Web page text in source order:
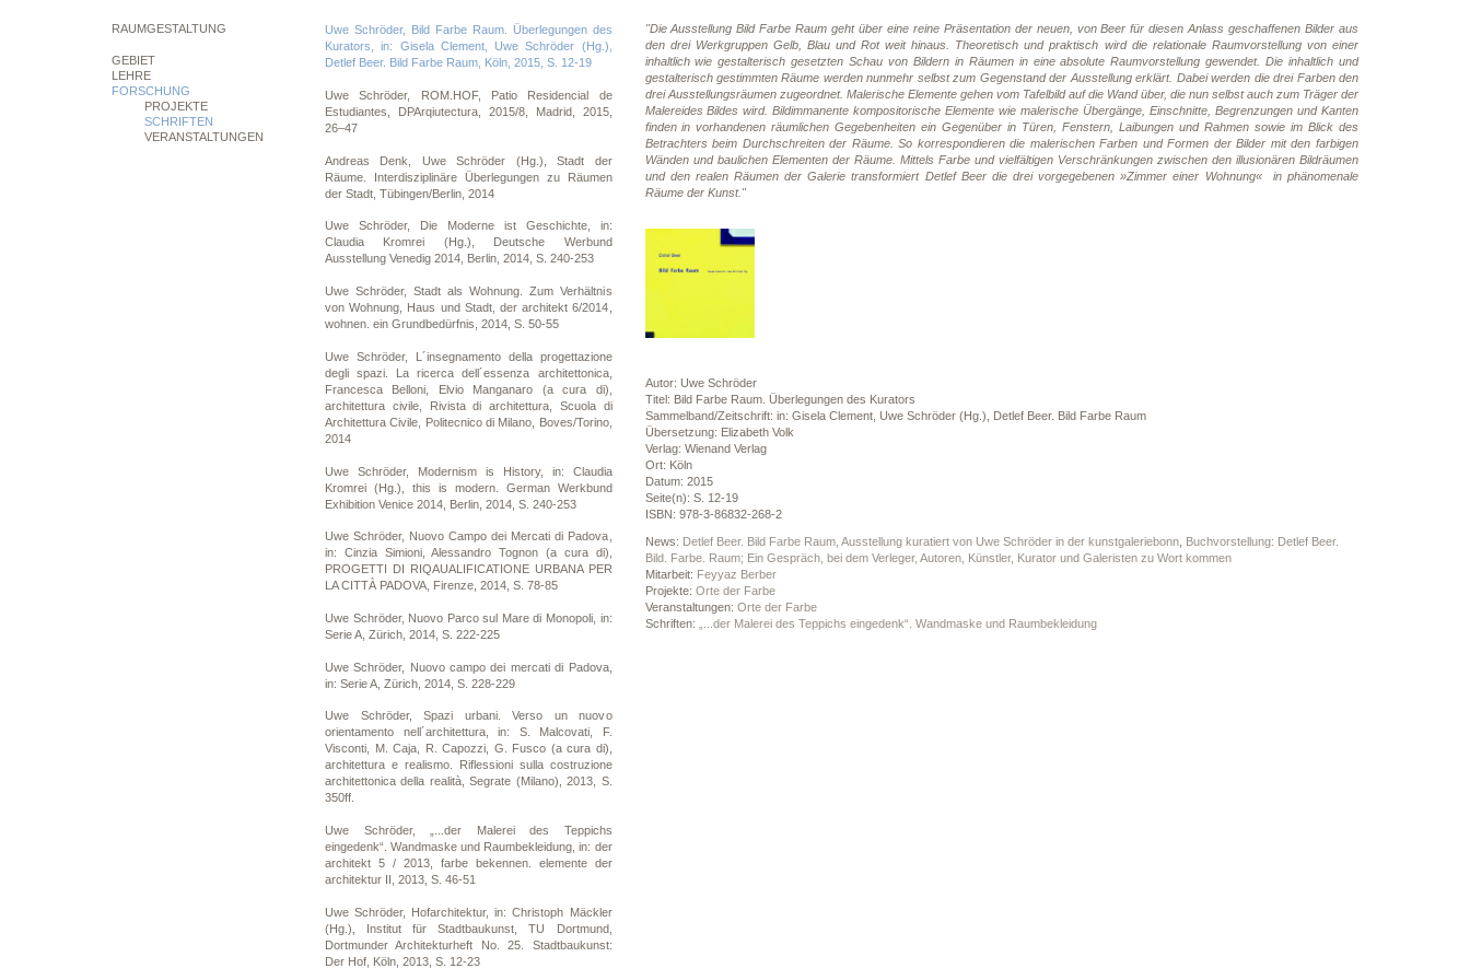
RAUMGESTALTUNG
GEBIET
LEHRE
FORSCHUNG
PROJEKTE
SCHRIFTEN
VERANSTALTUNGEN
Uwe Schröder, Bild Farbe Raum. Überlegungen des
Kurators, in: Gisela Clement, Uwe Schröder (Hg.),
Detlef Beer. Bild Farbe Raum, Köln, 2015, S. 12-19
Uwe Schröder, ROM.HOF, Patio Residencial de
Estudiantes, DPArqiutectura, 2015/8, Madrid, 2015,
26–47
Andreas Denk, Uwe Schröder (Hg.), Stadt der
Räume. Interdisziplinäre Überlegungen zu Räumen
der Stadt, Tübingen/Berlin, 2014
Uwe Schröder, Die Moderne ist Geschichte, in:
Claudia Kromrei (Hg.), Deutsche Werbund
Ausstellung Venedig 2014, Berlin, 2014, S. 240-253
Uwe Schröder, Stadt als Wohnung. Zum Verhältnis
von Wohnung, Haus und Stadt, der architekt 6/2014,
wohnen. ein Grundbedürfnis, 2014, S. 50-55
Uwe Schröder, L´insegnamento della progettazione
degli spazi. La ricerca dell´essenza architettonica,
Francesca Belloni, Elvio Manganaro (a cura di),
architettura civile, Rivista di architettura, Scuola di
Architettura Civile, Politecnico di Milano, Boves/Torino,
2014
Uwe Schröder, Modernism is History, in: Claudia
Kromrei (Hg.), this is modern. German Werkbund
Exhibition Venice 2014, Berlin, 2014, S. 240-253
Uwe Schröder, Nuovo Campo dei Mercati di Padova,
in: Cinzia Simioni, Alessandro Tognon (a cura di),
PROGETTI DI RIQAUALIFICATIONE URBANA PER
LA CITTÀ PADOVA, Firenze, 2014, S. 78-85
Uwe Schröder, Nuovo Parco sul Mare di Monopoli, in:
Serie A, Zürich, 2014, S. 222-225
Uwe Schröder, Nuovo campo dei mercati di Padova,
in: Serie A, Zürich, 2014, S. 228-229
Uwe Schröder, Spazi urbani. Verso un nuovo
orientamento nell´architettura, in: S. Malcovati, F.
Visconti, M. Caja, R. Capozzi, G. Fusco (a cura di),
architettura e realismo. Riflessioni sulla costruzione
architettonica della realità, Segrate (Milano), 2013, S.
350ff.
Uwe Schröder, „...der Malerei des Teppichs
eingedenk“. Wandmaske und Raumbekleidung, in: der
architekt 5 / 2013, farbe bekennen. elemente der
architektur II, 2013, S. 46-51
Uwe Schröder, Hofarchitektur, in: Christoph Mäckler
(Hg.), Institut für Stadtbaukunst, TU Dortmund,
Dortmunder Architekturheft No. 25. Stadtbaukunst:
Der Hof, Köln, 2013, S. 12-23
"Die Ausstellung Bild Farbe Raum geht über eine reine Präsentation der neuen, von Beer für diesen Anlass geschaffenen Bilder aus
den drei Werkgruppen Gelb, Blau und Rot weit hinaus. Theoretisch und praktisch wird die relationale Raumvorstellung von einer
inhaltlich wie gestalterisch gesetzten Schau von Bildern in Räumen in eine absolute Raumvorstellung gewendet. Die inhaltlich und
gestalterisch gestimmten Räume werden nunmehr selbst zum Gegenstand der Ausstellung erklärt. Dabei werden die drei Farben den
drei Ausstellungsräumen zugeordnet. Malerische Elemente gehen vom Tafelbild auf die Wand über, die nun selbst auch zum Träger der
Malereides Bildes wird. Bildimmanente kompositorische Elemente wie malerische Übergänge, Einschnitte, Begrenzungen und Kanten
finden in vorhandenen räumlichen Gegebenheiten ein Gegenüber in Türen, Fenstern, Laibungen und Rahmen sowie im Blick des
Betrachters beim Durchschreiten der Räume. So korrespondieren die malerischen Farben und Formen der Bilder mit den farbigen
Wänden und baulichen Elementen der Räume. Mittels Farbe und vielfältigen Verschränkungen zwischen den illusionären Bildräumen
und den realen Räumen der Galerie transformiert Detlef Beer die drei vorgegebenen »Zimmer einer Wohnung« in phänomenale
Räume der Kunst."
Autor: Uwe Schröder
Titel: Bild Farbe Raum. Überlegungen des Kurators
Sammelband/Zeitschrift: in: Gisela Clement, Uwe Schröder (Hg.), Detlef Beer. Bild Farbe Raum
Übersetzung: Elizabeth Volk
Verlag: Wienand Verlag
Ort: Köln
Datum: 2015
Seite(n): S. 12-19
ISBN: 978-3-86832-268-2
News: Detlef Beer. Bild Farbe Raum, Ausstellung kuratiert von Uwe Schröder in der kunstgaleriebonn, Buchvorstellung: Detlef Beer.
Bild. Farbe. Raum; Ein Gespräch, bei dem Verleger, Autoren, Künstler, Kurator und Galeristen zu Wort kommen
Mitarbeit: Feyyaz Berber
Projekte: Orte der Farbe
Veranstaltungen: Orte der Farbe
Schriften:
„...der Malerei des Teppichs eingedenk“. Wandmaske und Raumbekleidung